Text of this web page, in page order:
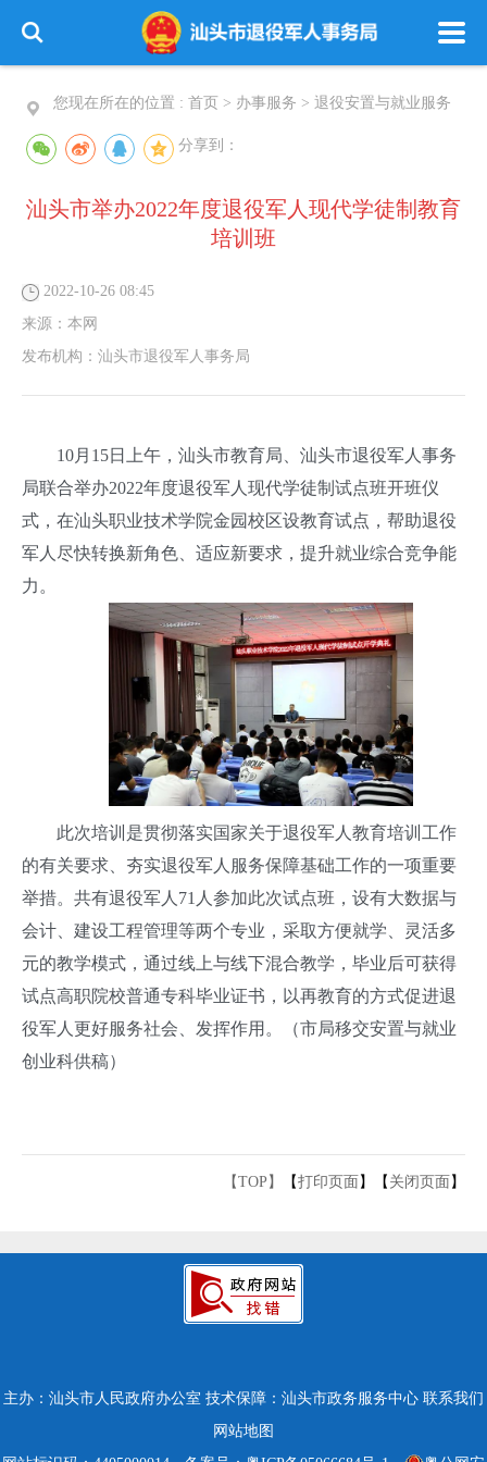
您现在所在的位置 : 首页 > 办事服务 > 退役安置与就业服务
分享到：
汕头市举办2022年度退役军人现代学徒制教育
培训班
2022-10-26 08:45
来源： 本网
发布机构： 汕头市退役军人事务局
10月15日上午，汕头市教育局、汕头市退役军人事务
局联合举办2022年度退役军人现代学徒制试点班开班仪
式，在汕头职业技术学院金园校区设教育试点，帮助退役
军人尽快转换新角色、适应新要求，提升就业综合竞争能
力。
此次培训是贯彻落实国家关于退役军人教育培训工作
的有关要求、夯实退役军人服务保障基础工作的一项重要
举措。共有退役军人71人参加此次试点班，设有大数据与
会计、建设工程管理等两个专业，采取方便就学、灵活多
元的教学模式，通过线上与线下混合教学，毕业后可获得
试点高职院校普通专科毕业证书，以再教育的方式促进退
役军人更好服务社会、发挥作用。（市局移交安置与就业
创业科供稿）
【TOP】 【打印页面 】【 关闭页面 】
主办：汕头市人民政府办公室 技术保障：汕头市政务服务中心 联系我们
网站地图